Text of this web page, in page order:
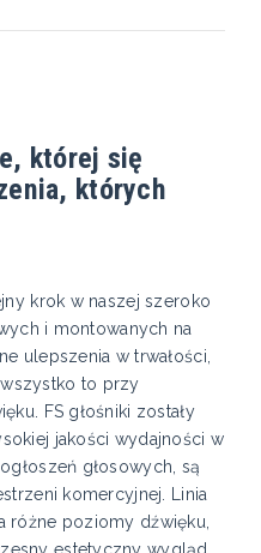
której się
których
krok w naszej szeroko
i montowanych na
ulepszenia w trwałości,
to przy
FS głośniki zostały
jakości wydajności w
głosowych, są
komercyjnej. Linia
różne poziomy dźwięku,
estetyczny wygląd,